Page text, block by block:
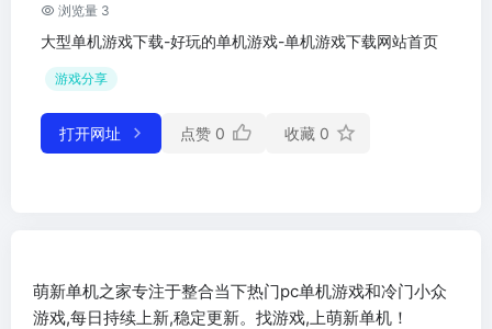
浏览量 3
大型单机游戏下载-好玩的单机游戏-单机游戏下载网站首页
游戏分享
打开网址 点赞 0 收藏 0
萌新单机之家专注于整合当下热门pc单机游戏和冷门小众
游戏,每日持续上新,稳定更新。找游戏,上萌新单机！